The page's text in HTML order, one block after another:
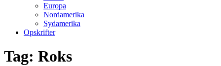
Europa
Nordamerika
Sydamerika
Opskrifter
Tag: Roks